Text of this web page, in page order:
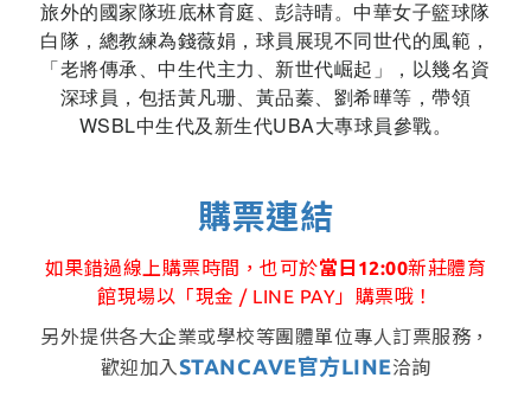
旅外的國家隊班底林育庭、彭詩晴。中華女子籃球隊
白隊，總教練為錢薇娟，球員展現不同世代的風範，
「老將傳承、中生代主力、新世代崛起」，以幾名資
深球員，包括黃凡珊、黃品蓁、劉希曄等，帶領
WSBL中生代及新生代UBA大專球員參戰。
購票連結
如果錯過線上購票時間，也可於當日12:00新莊體育
館現場以「現金 / LINE PAY」購票哦！
另外提供各大企業或學校等團體單位專人訂票服務，
歡迎加入 STANCAVE官方LINE洽詢